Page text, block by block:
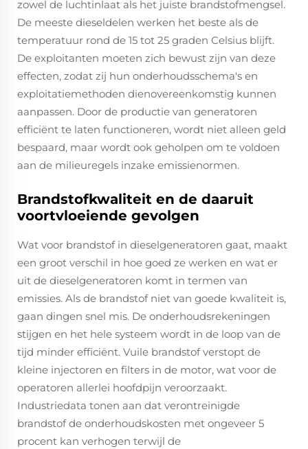
zowel de luchtinlaat als het juiste brandstofmengsel.
De meeste dieseldelen werken het beste als de
temperatuur rond de 15 tot 25 graden Celsius blijft.
De exploitanten moeten zich bewust zijn van deze
effecten, zodat zij hun onderhoudsschema's en
exploitatiemethoden dienovereenkomstig kunnen
aanpassen. Door de productie van generatoren
efficiënt te laten functioneren, wordt niet alleen geld
bespaard, maar wordt ook geholpen om te voldoen
aan de milieuregels inzake emissienormen.
Brandstofkwaliteit en de daaruit
voortvloeiende gevolgen
Wat voor brandstof in dieselgeneratoren gaat, maakt
een groot verschil in hoe goed ze werken en wat er
uit de dieselgeneratoren komt in termen van
emissies. Als de brandstof niet van goede kwaliteit is,
gaan dingen snel mis. De onderhoudsrekeningen
stijgen en het hele systeem wordt in de loop van de
tijd minder efficiënt. Vuile brandstof verstopt de
kleine injectoren en filters in de motor, wat voor de
operatoren allerlei hoofdpijn veroorzaakt.
Industriedata tonen aan dat verontreinigde
brandstof de onderhoudskosten met ongeveer 5
procent kan verhogen terwijl de